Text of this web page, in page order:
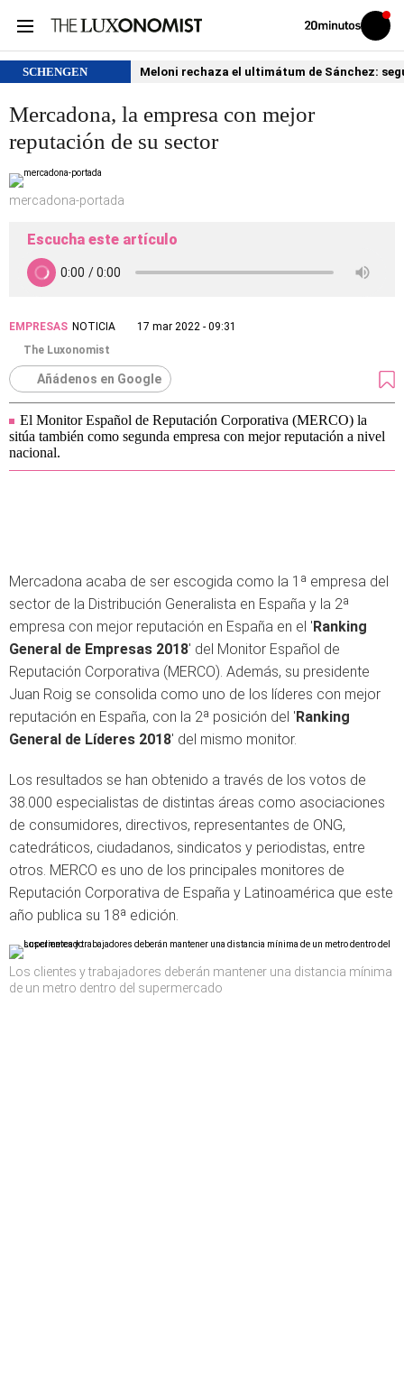
Volver
Iniciar
sesión
SCHENGEN Meloni rechaza el ultimátum de Sánchez:
Mercadona, la empresa con mejor
reputación de su sector
mercadona-portada
Escucha este artículo
EMPRESAS NOTICIA
17 mar 2022 - 09:31
The Luxonomist
Añádenos en Google
El Monitor Español de Reputación Corporativa (MERCO) la
sitúa también como segunda empresa con mejor reputación a nivel
nacional.
Mercadona acaba de ser escogida como la 1ª empresa del
sector de la Distribución Generalista en España y la 2ª
empresa con mejor reputación en España en el 'Ranking
General de Empresas 2018' del Monitor Español de
Reputación Corporativa (MERCO). Además, su presidente
Juan Roig se consolida como uno de los líderes con mejor
reputación en España, con la 2ª posición del 'Ranking
General de Líderes 2018' del mismo monitor.
Los resultados se han obtenido a través de los votos de
38.000 especialistas de distintas áreas como asociaciones
de consumidores, directivos, representantes de ONG,
catedráticos, ciudadanos, sindicatos y periodistas, entre
otros. MERCO es uno de los principales monitores de
Reputación Corporativa de España y Latinoamérica que este
año publica su 18ª edición.
Los clientes y trabajadores deberán mantener una distancia mínima
de un metro dentro del supermercado